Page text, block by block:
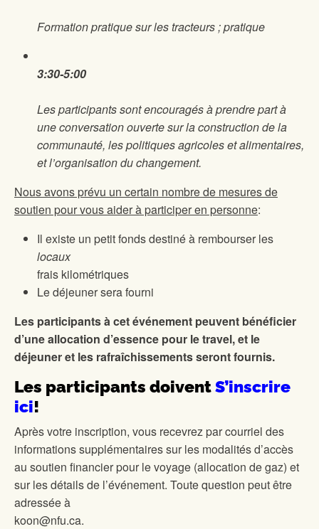
Formation pratique sur les tracteurs ; pratique
3:30-5:00
Les participants sont encouragés à prendre part à
une conversation ouverte sur la construction de la
communauté, les politiques agricoles et alimentaires,
et l’organisation du changement.
Nous avons prévu un certain nombre de mesures de
soutien pour vous aider à participer en personne:
Il existe un petit fonds destiné à rembourser les
locaux
frais kilométriques
Le déjeuner sera fourni
Les participants à cet événement peuvent bénéficier
d’une allocation d’essence pour le travel, et le
déjeuner et les rafraîchissements seront fournis.
Les participants doiventS’inscrire
ici!
Après votre inscription, vous recevrez par courriel des
informations supplémentaires sur les modalités d’accès
au soutien financier pour le voyage (allocation de gaz) et
sur les détails de l’événement. Toute question peut être
adressée à
koon@nfu.ca.